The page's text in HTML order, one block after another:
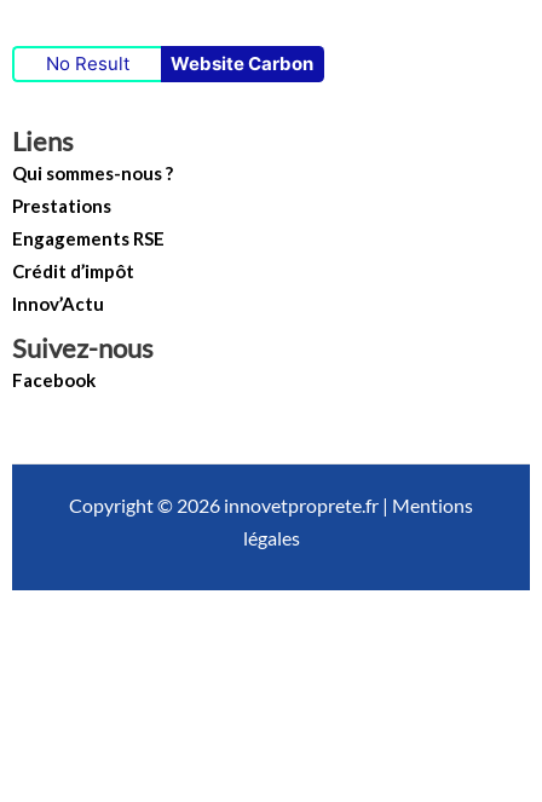
No Result Website Carbon
Liens
Qui sommes-nous ?
Prestations
Engagements RSE
Crédit d’impôt
Innov’Actu
Suivez-nous
Facebook
Copyright © 2026 innovetproprete.fr | Mentions
légales